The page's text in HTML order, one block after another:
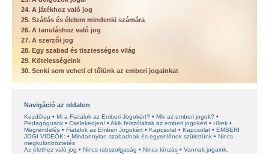
24. A játékhoz való jog
25. Szállás és élelem mindenki számára
26. A tanuláshoz való jog
27. A szerzői jog
28. Egy szabad és tisztességes világ
29. Kötelességeink
30. Senki sem veheti el tőlünk az emberi jogainkat
Navigáció az oldalon
Kezdőlap Mi a Fiatalok az Emberi Jogokért?
Mik az emberi jogok?
Pedagógusok
Cselekedjen! Akik felszólaltak az emberi jogokért
Hírek
Megrendelés
Fiatalok az Emberi Jogokért Kapcsolat Kapcsolat
EMBERI
JOGI VIDEÓK:
Mindannyian szabadnak és egyenlőnek születtünk
Nincs
megkülönböztetés
Az élethez való jog
Nincs rabszolgaság Nincs kínzás
Vannak jogaink,